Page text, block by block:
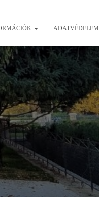
ADATVÉDELEM